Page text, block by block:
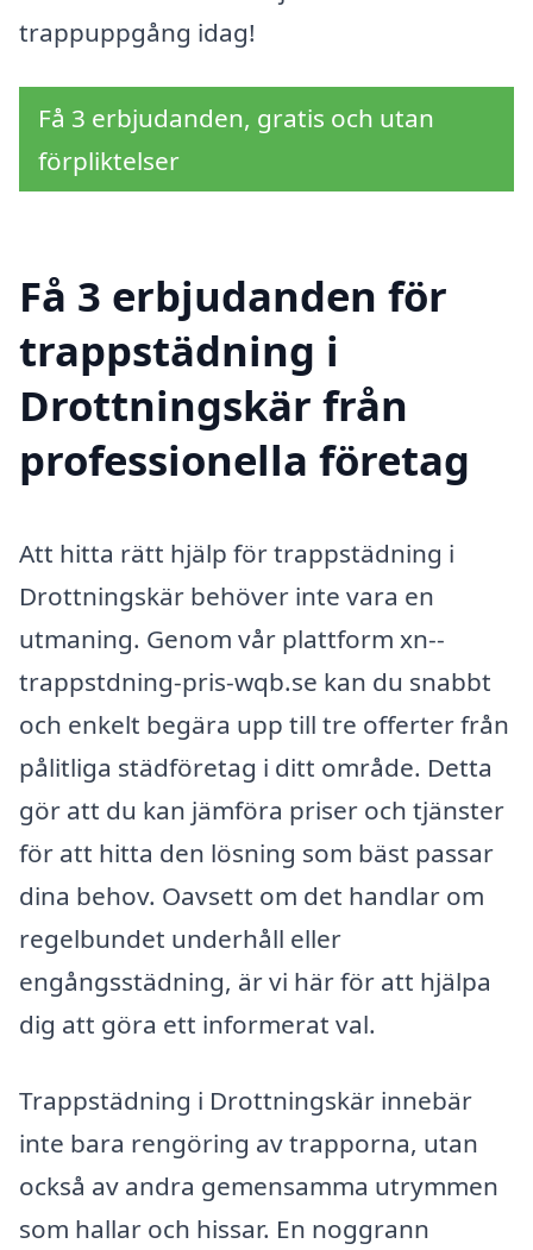
trappuppgång idag!
Få 3 erbjudanden, gratis och utan
förpliktelser
Få 3 erbjudanden för
trappstädning i
Drottningskär från
professionella företag
Att hitta rätt hjälp för trappstädning i
Drottningskär behöver inte vara en
utmaning. Genom vår plattform xn--
trappstdning-pris-wqb.se kan du snabbt
och enkelt begära upp till tre offerter från
pålitliga städföretag i ditt område. Detta
gör att du kan jämföra priser och tjänster
för att hitta den lösning som bäst passar
dina behov. Oavsett om det handlar om
regelbundet underhåll eller
engångsstädning, är vi här för att hjälpa
dig att göra ett informerat val.
Trappstädning i Drottningskär innebär
inte bara rengöring av trapporna, utan
också av andra gemensamma utrymmen
som hallar och hissar. En noggrann